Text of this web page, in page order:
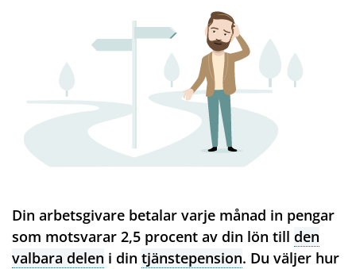
Din arbetsgivare betalar varje månad in pengar
som motsvarar 2,5 procent av din lön till den
valbara delen i din tjänstepension. Du väljer hur